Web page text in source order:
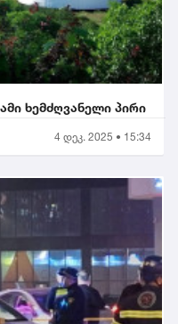
ხემძღვანელი პირი
4 დეკ. 2025 • 15:34